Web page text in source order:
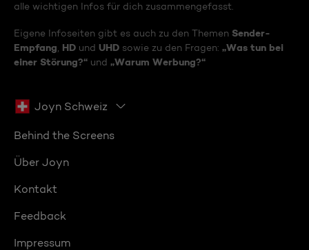
alle wichtigen Infos für dich zusammengefasst.
Eigene Infoseiten gibt es auch zu den Themen Sender-
Empfang HD und UHD sowie zu den Fragen: „Was tun bei
einer Störung?“ und „Warum Werbung?“
Joyn Schweiz
Behind the Screens
Über Joyn
Kontakt
Feedback
Impressum